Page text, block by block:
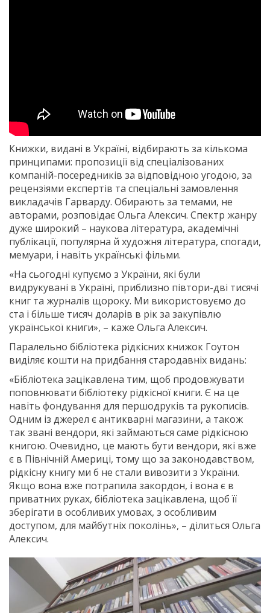
Книжки, видані в Україні, відбирають за кількома
принципами: пропозиції від спеціалізованих
компаній-посередників за відповідною угодою, за
рецензіями експертів та спеціальні замовлення
викладачів Гарварду. Обирають за темами, не
авторами, розповідає Ольга Алексич. Спектр жанру
дуже широкий – наукова література, академічні
публікації, популярна й художня література, спогади,
мемуари, і навіть українські фільми.
«На сьогодні купуємо з України, які були
видрукувані в Україні, приблизно півтори-дві тисячі
книг та журналів щороку. Ми використовуємо до
ста і більше тисяч доларів в рік за закупівлю
української книги», – каже Ольга Алексич.
Паралельно бібліотека рідкісних книжок Гоутон
виділяє кошти на придбання стародавніх видань:
«Бібліотека зацікавлена тим, щоб продовжувати
поповнювати бібліотеку рідкісної книги. Є на це
навіть фондування для першодруків та рукописів.
Одним із джерел є антикварні магазини, а також
так звані вендори, які займаються саме рідкісною
книгою. Очевидно, це мають бути вендори, які вже
є в Північній Америці, тому що за законодавством,
рідкісну книгу ми б не стали вивозити з України.
Якщо вона вже потрапила закордон, і вона є в
приватних руках, бібліотека зацікавлена, щоб її
зберігати в особливих умовах, з особливим
доступом, для майбутніх поколінь», – ділиться Ольга
Алексич.